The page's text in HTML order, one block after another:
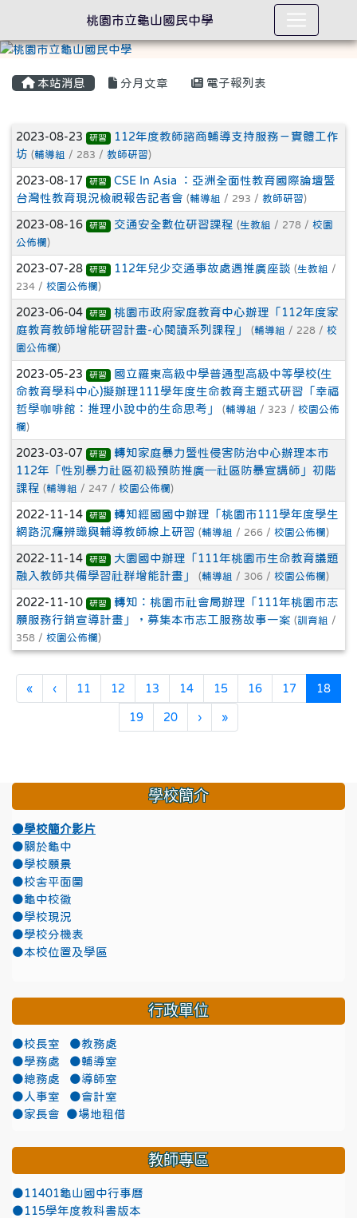
本站消息 分月文章 電子報列表
文章列表
2023-08-23 研習
112年度教師諮商輔導支持服務－實體工作
坊 (輔導組 / 283 / 教師研習)
2023-08-17 研習
CSE In Asia ：亞洲全面性教育國際論壇暨
台灣性教育現況檢視報告記者會 (輔導組 / 293 / 教師研習)
2023-08-16 研習 交通安全數位研習課程 (生教組 / 278 / 校園
公佈欄 )
2023-07-28 研習 112年兒少交通事故處遇推廣座談 (生教組 /
234 / 校園公佈欄 )
2023-06-04 研習
桃園市政府家庭教育中心辦理「112年度家
庭教育教師增能研習計畫-心閱讀系列課程」
(輔導組 / 228 / 校
園公佈欄 )
2023-05-23 研習
國立羅東高級中學普通型高級中等學校(生
命教育學科中心)擬辦理111學年度生命教育主題式研習「幸福
哲學咖啡館：推理小說中的生命思考」
(輔導組 / 323 / 校園公佈
欄 )
2023-03-07 研習
轉知家庭暴力暨性侵害防治中心辦理本市
112年「性別暴力社區初級預防推廣─社區防暴宣講師」初階
課程 (輔導組 / 247 / 校園公佈欄 )
2022-11-14 研習
轉知經國國中辦理「桃園市111學年度學生
網路沉癮辨識與輔導教師線上研習 (輔導組 / 266 / 校園公佈欄 )
2022-11-14 研習
大園國中辦理「111年桃園市生命教育議題
融入教師共備學習社群增能計畫」
(輔導組 / 306 / 校園公佈欄 )
2022-11-10 研習
轉知：桃園市社會局辦理「111年桃園市志
願服務行銷宣導計畫」，募集本市志工服務故事一案 (訓育組 /
358 / 校園公佈欄 )
«第一頁
‹上一頁
11 12 13 14 15 16 17 18(目
19 20 ›下一頁
»最後頁
學校簡介
●學校簡介影片
●關於龜中
●學校願景
●校舍平面圖
●龜中校徽
●學校現況
●學校分機表
●本校位置及學區
行政單位
●校長室
●教務處
●學務處
●輔導室
●總務處
●導師室
●人事室
●會計室
●家長會
●場地租借
教師專區
●11401龜山國中行事曆
●115學年度教科書版本
桃園市立龜山國民中學